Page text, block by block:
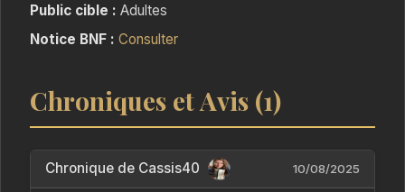
Public cible : Adultes
Notice BNF : Consulter
Chroniques et Avis (1)
Chronique de Cassis40 10/08/2025